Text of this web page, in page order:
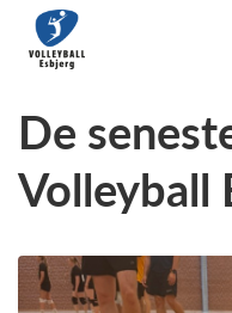
De
Volleyball